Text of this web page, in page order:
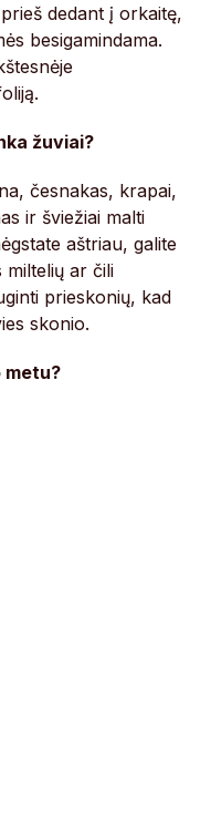
dedant į orkaitę,
besigamindama.
žuviai?
česnakas, krapai,
ir šviežiai malti
aštriau, galite
ar čili
prieskonių, kad
skonio.
metu?